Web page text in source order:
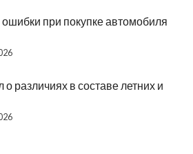
при покупке автомобиля
о различиях в составе летних и